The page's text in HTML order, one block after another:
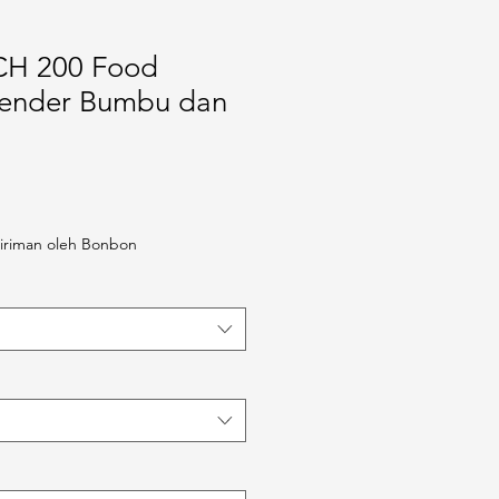
200 Food
Bumbu dan
oleh Bonbon